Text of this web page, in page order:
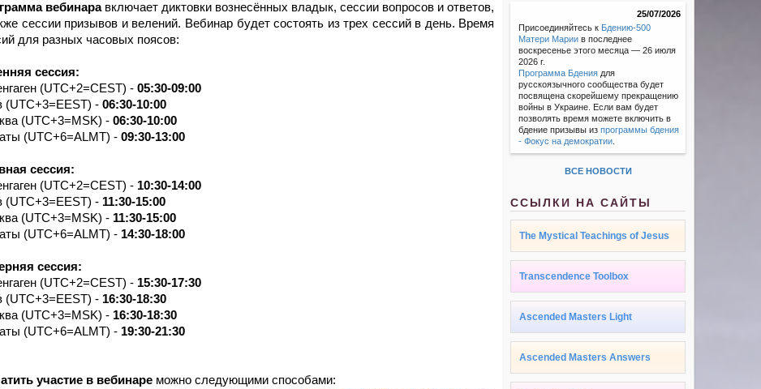
вебинаравключает диктовки вознесённых владык, сессии вопросов и ответов,
сессии призывов и велений. Вебинар будет состоять из трех сессий в день. Время
для разных часовых поясов:
сессия:
(UTC+2=CEST) - 05:30-09:00
(UTC+3=EEST) - 06:30-10:00
(UTC+3=MSK) - 06:30-10:00
(UTC+6=ALMT) - 09:30-13:00
сессия:
(UTC+2=CEST) - 10:30-14:00
(UTC+3=EEST) - 11:30-15:00
(UTC+3=MSK) - 11:30-15:00
(UTC+6=ALMT) - 14:30-18:00
сессия:
(UTC+2=CEST) - 15:30-17:30
(UTC+3=EEST) - 16:30-18:30
(UTC+3=MSK) - 16:30-18:30
(UTC+6=ALMT) - 19:30-21:30
участие в вебинаре можно следующими способами:
25/07/2026
Присоединяйтесь к Бдению-500
Матери Марии в последнее
воскресенье этого месяца — 26 июля
2026 г.
Программа Бдения для
русскоязычного сообщества будет
посвящена скорейшему прекращению
войны в Украине. Если вам будет
позволять время можете включить в
бдение призывы изпрограммы бдения
- Фокус на демократии
ВСЕ НОВОСТИ
ССЫЛКИ НА САЙТЫ
The Mystical Teachings of Jesus
Transcendence Toolbox
Ascended Masters Light
Ascended Masters Answers